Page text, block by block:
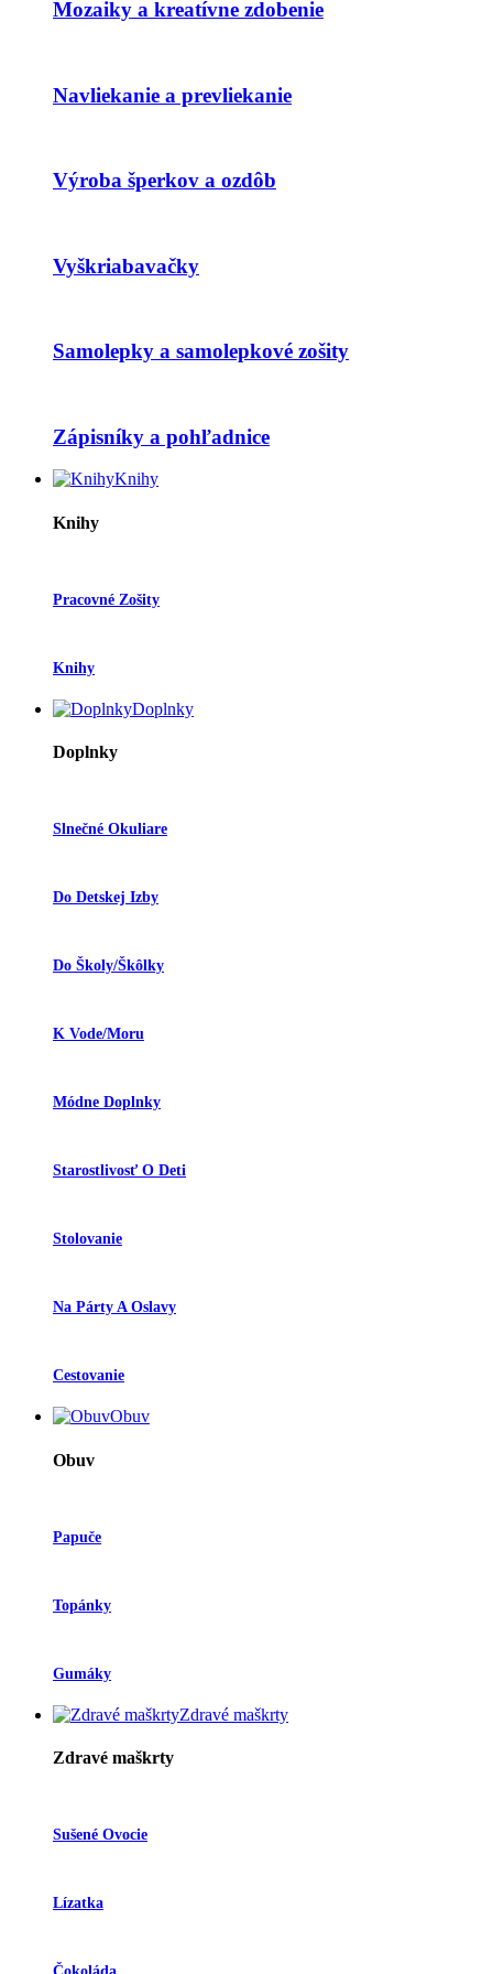
Mozaiky a kreatívne zdobenie
Navliekanie a prevliekanie
Výroba šperkov a ozdôb
Vyškriabavačky
Samolepky a samolepkové zošity
Zápisníky a pohľadnice
Knihy
Knihy
Pracovné Zošity
Knihy
Doplnky
Doplnky
Slnečné Okuliare
Do Detskej Izby
Do Školy/škôlky
K Vode/moru
Módne Doplnky
Starostlivosť O Deti
Stolovanie
Na Párty A Oslavy
Cestovanie
Obuv
Obuv
Papuče
Topánky
Gumáky
Zdravé maškrty
Zdravé maškrty
Sušené Ovocie
Lízatka